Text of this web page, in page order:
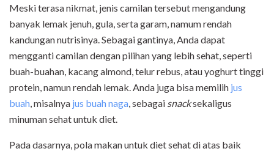
Meski terasa nikmat, jenis camilan tersebut mengandung
banyak lemak jenuh, gula, serta garam, namum rendah
kandungan nutrisinya. Sebagai gantinya, Anda dapat
mengganti camilan dengan pilihan yang lebih sehat, seperti
buah-buahan, kacang almond, telur rebus, atau yoghurt tinggi
protein, namun rendah lemak. Anda juga bisa memilih jus
buah, misalnya jus buah naga, sebagai snacksekaligus
minuman sehat untuk diet.
Pada dasarnya, pola makan untuk diet sehat di atas baik